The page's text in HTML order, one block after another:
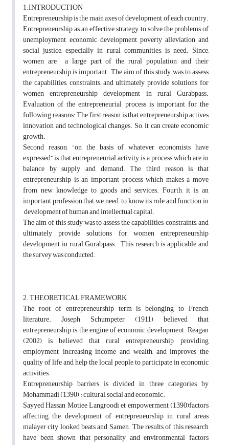
1.INTRODUCTION
Entrepreneurship is the main axes of development of each country.
Entrepreneurship as an effective strategy to solve the problems of
unemployment, economic development, poverty alleviation and
social justice, especially in rural communities, is need. Since,
women are a large part of the rural population and their
entrepreneurship is important. The aim of this study was to assess
the capabilities, constraints, and ultimately provide solutions for
women entrepreneurship development in rural Gurabpass.
Evaluation of the entrepreneurial process is important for the
following reasons: The first reason is that entrepreneurship actives
innovation and technological changes. So, it can create economic
growth.
Second reason, “on the basis of whatever economists have
expressed” is that entrepreneurial activity is a process which are in
balance by supply and demand. The third reason is that
entrepreneurship is an important process which makes a move
from new knowledge to goods and services. Fourth, it is an
important profession that we need to know its role and function in
development of human and intellectual capital.
The aim of this study was to assess the capabilities, constraints, and
ultimately provide solutions for women entrepreneurship
development in rural Gurabpass. This research is applicable and
the survey was conducted.
2. THEORETICAL FRAMEWORK
The root of entrepreneurship term is belonging to French
literature. Joseph Schumpeter (1911) believed that
entrepreneurship is the engine of economic development. Reagan
(2002) is believed that, rural entrepreneurship, providing
employment, increasing income and wealth, and improves the
quality of life and help the local people to participate in economic
activities.
Entrepreneurship barriers is divided in three categories by
Mohammadi (1390) : cultural, social and economic.
Sayyed Hassan Motiee Langroodi et empowerment (1390)factors
affecting the development of entrepreneurship in rural areas
malayer city looked beats and Samen. The results of this research
have been shown that personality and environmental factors